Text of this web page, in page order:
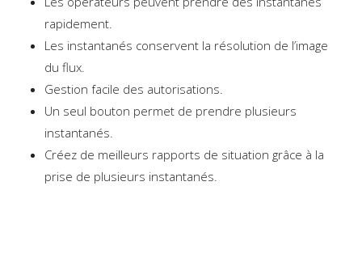
rapidement.
Les instantanés conservent la résolution de l’image
du flux.
Gestion facile des autorisations.
Un seul bouton permet de prendre plusieurs
instantanés.
Créez de meilleurs rapports de situation grâce à la
prise de plusieurs instantanés.